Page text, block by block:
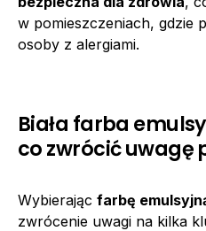
w pomieszczeniach, gdzie
osoby z alergiami.
Biała farba
co zwrócić uwagę
Wybierając farbę
zwrócenie uwagi na kilka